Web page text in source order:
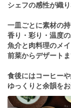
シェフの感性が織
一皿ごとに素材の持
香り・彩り・温度
魚介と肉料理のメイ
前菜からデザート
食後にはコーヒーや
ゆっくりと余韻を